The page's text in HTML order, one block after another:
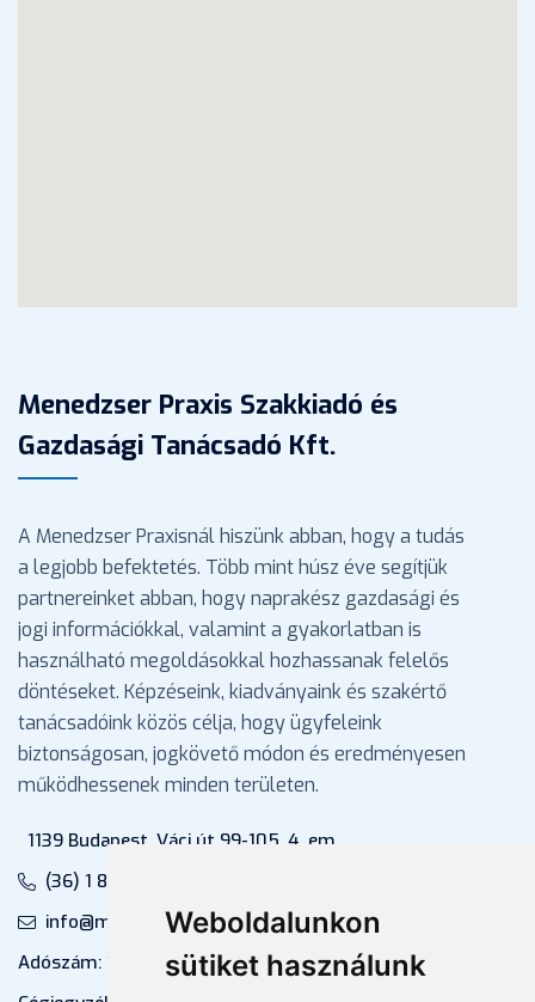
Weboldalunkon
sütiket használunk
Menedzser Praxis Szakkiadó és
Gazdasági Tanácsadó Kft.
A Menedzser Praxisnál hiszünk abban, hogy a tudás
a legjobb befektetés. Több mint húsz éve segítjük
partnereinket abban, hogy naprakész gazdasági és
jogi információkkal, valamint a gyakorlatban is
használható megoldásokkal hozhassanak felelős
döntéseket. Képzéseink, kiadványaink és szakértő
tanácsadóink közös célja, hogy ügyfeleink
biztonságosan, jogkövető módon és eredményesen
működhessenek minden területen.
1139 Budapest, Váci út 99-105. 4. em.
(36) 1 880 76 00
info@mprx.hu
Adószám: 13598145-2-41